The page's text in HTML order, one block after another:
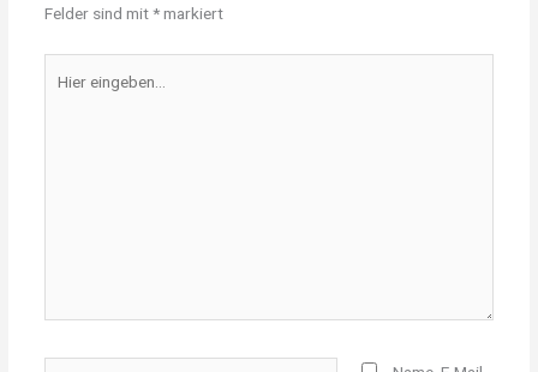
Felder sind mit*markiert
eingeben…